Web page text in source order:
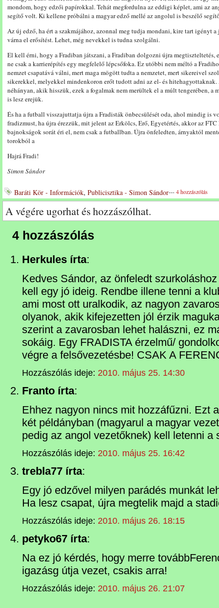
mondom, hogy edzői papírokkal. Tehát megfordulna az eddigi képlet, ami az
segítő volt. Ki kellene próbálni a magyar edző mellé az angolul is beszélő
Az új edző, ha ért a szakmájához, azonnal meg tudja mondani, kire tart igényt
várna el erősítést. Lehet, még nevekkel is tudna szolgálni.
El kell érni, hogy a Fradiban játszani, a Fradiban dolgozni újra megtiszteltetés,
ne csak a karrierépítés egy megfelelő lépcsőfoka. Ez utóbbi nem méltó a
nemzet csapatává válni, mert maga mögött tudta a nemzetet, mert sikereivel
sikerekkel, melyekkel mindenkoron erőt tudott adni az el- és
néhányan, akik hisszük, ezek a fogalmak nem merültek el a múlt tengerében,
is lesz erejük.
És ha a futball visszajuttatja újra a Fradisták önbecsülését oda, ahol mindig is
fradizmust, ha újra érezzük, mit jelent az Erkölcs, Erő, Egyetértés, akkor az
bajnokságok sorát éri el, nem csak a futballban. Újra önfeledten, árnyaktól
torokból a
Hajrá Fradi!
Simon Sándor
Baráti Kör - Információk, Publicisztika - Simon Sándor---4 hozzászólás
A végére ugorhat és hozzászólhat.
4 hozzászólás
Herkules írta:
Kedves Sándor, az önfeledt
kell egy jó ideig. Rendbe illene tenni a
ami most ott uralkodik, az nagyon
olyanok, akik kifejezetten jól érzik
szerint a zavarosban lehet halászni, ez
sokáig. Egy FRADISTA érzelmű/
végre a felsővezetésbe! CSAK A
Hozzászólás ideje: 2010. május 25. 14:30
Franto írta:
Ehhez nagyon nincs mit hozzáfűzni. Ezt
két példányban (magyarul a magyar
pedig az angol vezetőknek) kell letenni a
Hozzászólás ideje: 2010. május 25. 16:42
trebla77 írta:
Egy jó edzővel milyen parádés munkát
Ha lesz csapat, újra megtelik majd a
Hozzászólás ideje: 2010. május 26. 18:15
petyko67 írta:
Na ez jó kérdés, hogy merre
igazásg útja vezet, csakis arra!
Hozzászólás ideje: 2010. május 26. 21:07